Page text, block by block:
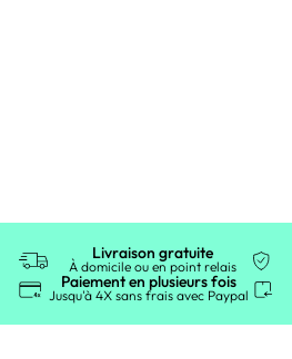
Livraison gratuite
À domicile ou en point relais
Paiement en plusieurs fois
Jusqu'à 4X sans frais avec Paypal